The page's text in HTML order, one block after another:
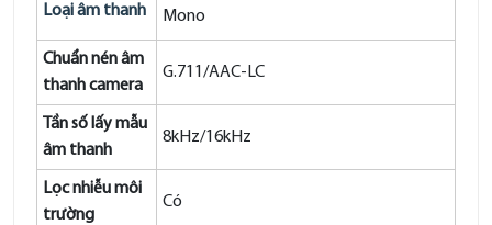
Loại âm thanh Mono
Chuẩn nén âm
thanh camera
G.711/AAC-LC
Tần số lấy mẫu
âm thanh
8kHz/16kHz
Lọc nhiễu môi
trường
Có